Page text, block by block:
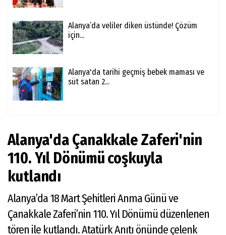
Alanya’da veliler diken üstünde! Çözüm
için...
Alanya'da tarihi geçmiş bebek maması ve
süt satan 2...
Alanya'da Çanakkale Zaferi'nin
110. Yıl Dönümü coşkuyla
kutlandı
Alanya’da 18 Mart Şehitleri Anma Günü ve
Çanakkale Zaferi’nin 110. Yıl Dönümü düzenlenen
tören ile kutlandı. Atatürk Anıtı önünde çelenk